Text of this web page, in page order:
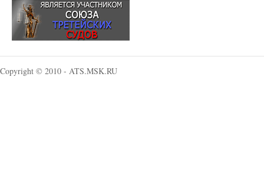
Copyright © 2010 - ATS.MSK.RU